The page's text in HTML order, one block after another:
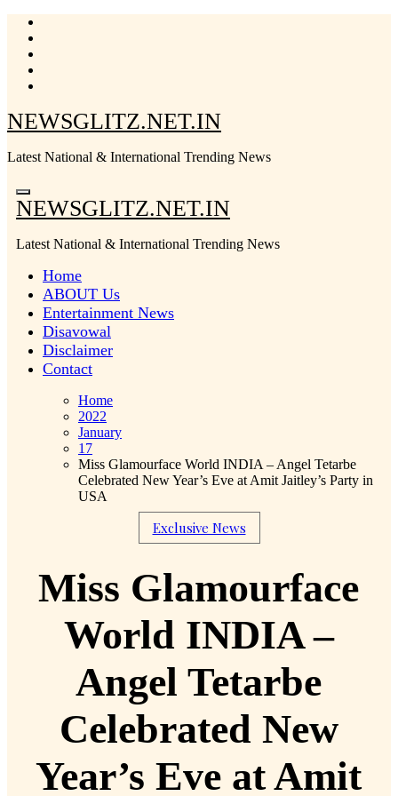
Skip
content
NEWSGLITZ.NET.IN
Latest National & International Trending News
NEWSGLITZ.NET.IN
Latest National & International Trending News
Home
ABOUT Us
Entertainment News
Disavowal
Disclaimer
Contact
Home
2022
January
17
Miss Glamourface World INDIA – Angel Tetarbe
Celebrated New Year’s Eve at Amit Jaitley’s Party in
USA
Exclusive News
Miss Glamourface
World INDIA –
Angel Tetarbe
Celebrated New
Year’s Eve at Amit